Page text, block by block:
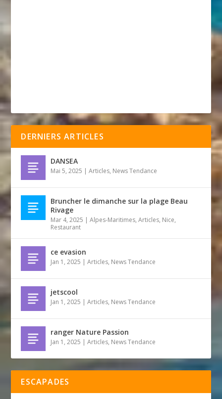
DERNIERS ARTICLES
DANSEA
Mai 5, 2025 |Articles, News Tendance
Bruncher le dimanche sur la plage Beau
Rivage
Mar 4, 2025 |Alpes-Maritimes,Articles, Nice,
Restaurant
ce evasion
Jan 1, 2025 |Articles, News Tendance
jetscool
Jan 1, 2025 |Articles, News Tendance
ranger Nature Passion
Jan 1, 2025 |Articles, News Tendance
ESCAPADES